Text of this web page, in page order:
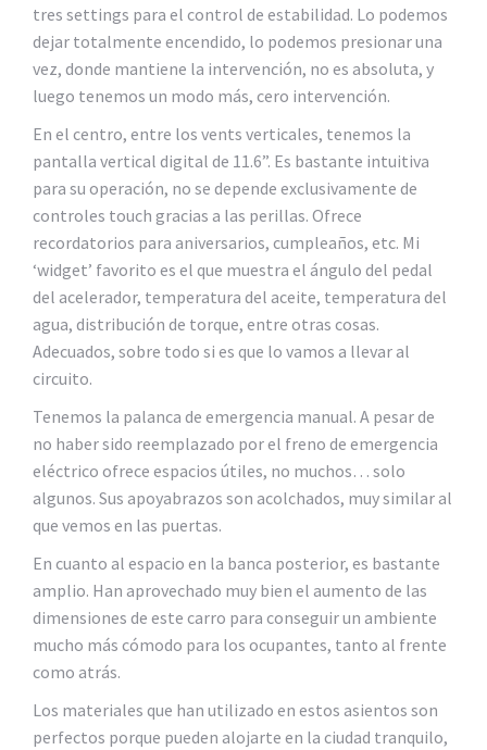
tres settings para el control de estabilidad. Lo podemos
dejar totalmente encendido, lo podemos presionar una
vez, donde mantiene la intervención, no es absoluta, y
luego tenemos un modo más, cero intervención.
En el centro, entre los vents verticales, tenemos la
pantalla vertical digital de 11.6”. Es bastante intuitiva
para su operación, no se depende exclusivamente de
controles touch gracias a las perillas. Ofrece
recordatorios para aniversarios, cumpleaños, etc. Mi
‘widget’ favorito es el que muestra el ángulo del pedal
del acelerador, temperatura del aceite, temperatura del
agua, distribución de torque, entre otras cosas.
Adecuados, sobre todo si es que lo vamos a llevar al
circuito.
Tenemos la palanca de emergencia manual. A pesar de
no haber sido reemplazado por el freno de emergencia
eléctrico ofrece espacios útiles, no muchos… solo
algunos. Sus apoyabrazos son acolchados, muy similar al
que vemos en las puertas.
En cuanto al espacio en la banca posterior, es bastante
amplio. Han aprovechado muy bien el aumento de las
dimensiones de este carro para conseguir un ambiente
mucho más cómodo para los ocupantes, tanto al frente
como atrás.
Los materiales que han utilizado en estos asientos son
perfectos porque pueden alojarte en la ciudad tranquilo,